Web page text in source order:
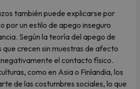
también puede explicarse por
por un estilo de apego inseguro
Según la teoría del apego de
que crecen sin muestras de afecto
el contacto físico.
como en Asia o Finlandia, los
de las costumbres sociales, lo que